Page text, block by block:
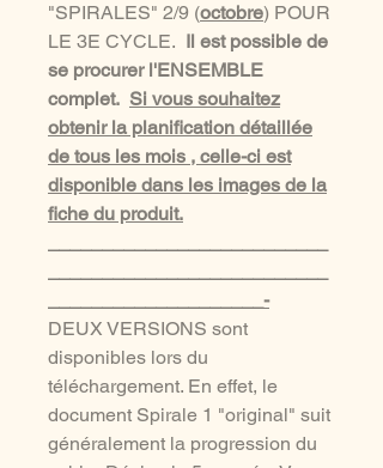
"SPIRALES" 2/9 (octobre) POUR
LE 3E CYCLE. Il est possible de
se procurer l'ENSEMBLE
complet. Si vous souhaitez
obtenir la planification détaillée
de tous les mois , celle-ci est
disponible dans les images de la
fiche du produit.
____________________-
DEUX VERSIONS sont
disponibles lors du
téléchargement. En effet, le
document Spirale 1 "original" suit
généralement la progression du